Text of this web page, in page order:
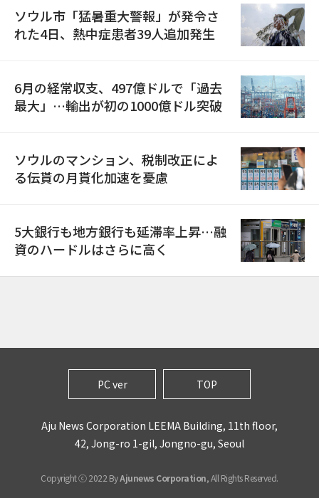
ソウル市「猛暑重大警報」が発令さ
れた4日、熱中症患者39人追加発生
6月の経常収支、497億ドルで「過去
最大」…輸出が初の1000億ドル突破
ソウルのマンション、税制改正によ
る伝貰の月貰化加速を憂慮
5大銀行も地方銀行も延滞率上昇…融
資のハードルはさらに高く
PC ver TOP
Aju News Corporation LEEMA Building, 11th floor,
42, Jong-ro 1-gil, Jongno-gu, Seoul
Copyright ⓒ 2022 ByAjunews Corporation, All Rights Reserved.